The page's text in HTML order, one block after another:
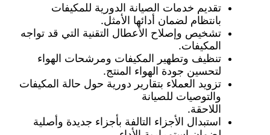
تقديم خدمات الصيانة الدورية للمكيفات
بانتظام لضمان أدائها الأمثل.
تشخيص وإصلاح الأعطال التقنية التي قد تواجه
المكيفات.
تنظيف وتطهير المكيفات ومرشحات الهواء
لتحسين جودة الهواء المنتج.
تزويد العملاء بتقارير دورية حول حالة المكيفات
والتوصيات للصيانة
اللاحقة.
استبدال الأجزاء التالفة بأجزاء جديدة وأصلية